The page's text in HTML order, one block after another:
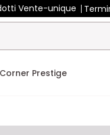
Vente-unique
Corner Prestige